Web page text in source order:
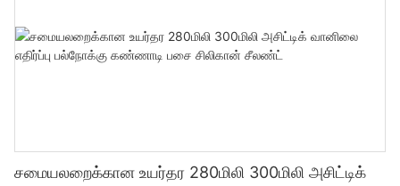
சமையலறைக்கான உயர்தர 280மிலி 300மிலி அசிட்டிக்